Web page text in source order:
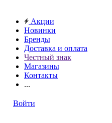
Акции
Новинки
Бренды
Доставка и оплата
Честный знак
Магазины
Контакты
...
Войти